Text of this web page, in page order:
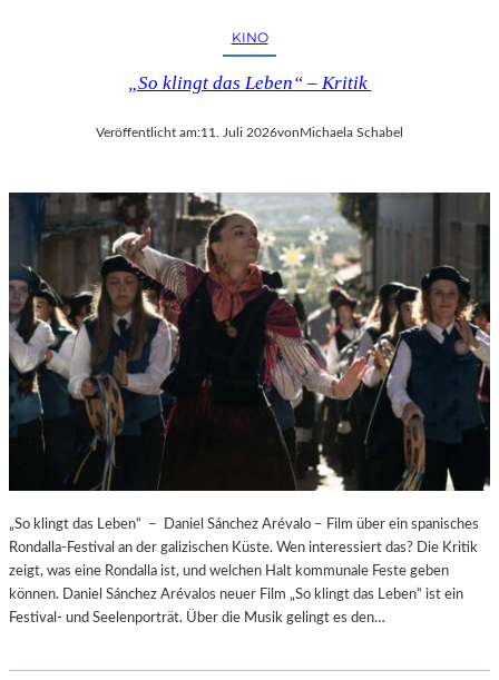
KINO
„So klingt das Leben“ – Kritik
Veröffentlicht am:11. Juli 2026vonMichaela Schabel
„So klingt das Leben“ – Daniel Sánchez Arévalo – Film über ein spanisches
Rondalla-Festival an der galizischen Küste. Wen interessiert das? Die Kritik
zeigt, was eine Rondalla ist, und welchen Halt kommunale Feste geben
können. Daniel Sánchez Arévalos neuer Film „So klingt das Leben“ ist ein
Festival- und Seelenporträt. Über die Musik gelingt es den…